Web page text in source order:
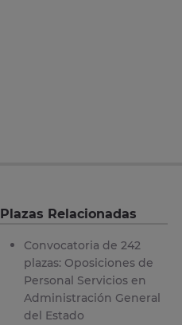
Plazas Relacionadas
Convocatoria de 242
plazas: Oposiciones de
Personal Servicios en
Administración General
del Estado